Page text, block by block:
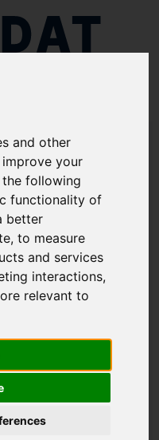
and other
your
following
functionality of
better
,to measure
and services
interactions,
relevant to
SKL NVD 48 A2U
832-10015